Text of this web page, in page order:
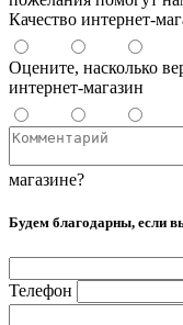
Качество интернет-
Оцените, насколько
интернет-магазин
магазине?
Будем благодарны, если
Телефон